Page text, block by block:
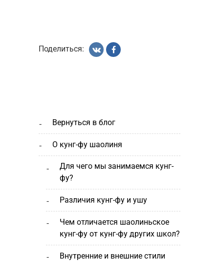
вернуться в блог
о кунг-фу шаолиня
для чего мы занимаемся кунг-
фу?
различия кунг-фу и ушу
чем отличается шаолиньское
кунг-фу от кунг-фу других школ?
внутренние и внешние стили
Поделиться: